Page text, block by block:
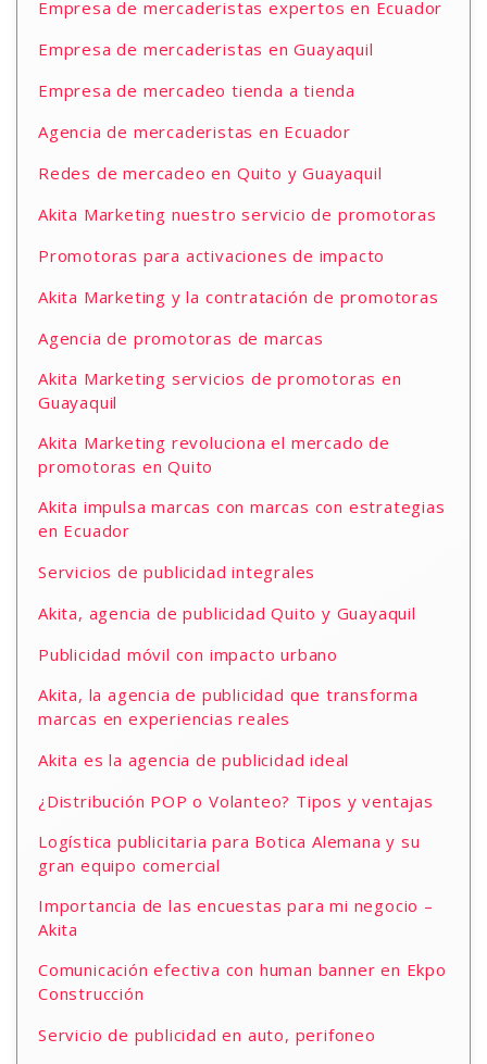
Empresa de mercaderistas expertos en Ecuador
Empresa de mercaderistas en Guayaquil
Empresa de mercadeo tienda a tienda
Agencia de mercaderistas en Ecuador
Redes de mercadeo en Quito y Guayaquil
Akita Marketing nuestro servicio de promotoras
Promotoras para activaciones de impacto
Akita Marketing y la contratación de promotoras
Agencia de promotoras de marcas
Akita Marketing servicios de promotoras en
Guayaquil
Akita Marketing revoluciona el mercado de
promotoras en Quito
Akita impulsa marcas con marcas con estrategias
en Ecuador
Servicios de publicidad integrales
Akita, agencia de publicidad Quito y Guayaquil
Publicidad móvil con impacto urbano
Akita, la agencia de publicidad que transforma
marcas en experiencias reales
Akita es la agencia de publicidad ideal
¿Distribución POP o Volanteo? Tipos y ventajas
Logística publicitaria para Botica Alemana y su
gran equipo comercial
Importancia de las encuestas para mi negocio –
Akita
Comunicación efectiva con human banner en Ekpo
Construcción
Servicio de publicidad en auto, perifoneo